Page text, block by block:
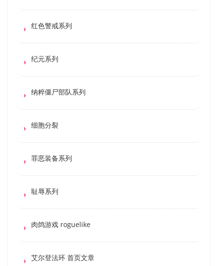
红色警戒系列
纪元系列
纳粹僵尸部队系列
细胞分裂
罪恶装备系列
耻辱系列
肉鸽游戏 roguelike
艾尔登法环 首页文章